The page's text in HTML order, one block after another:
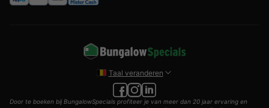
Taal veranderen
Door te boeken bij BungalowSpecials profiteer je van meer dan 20 jaar ervaring en